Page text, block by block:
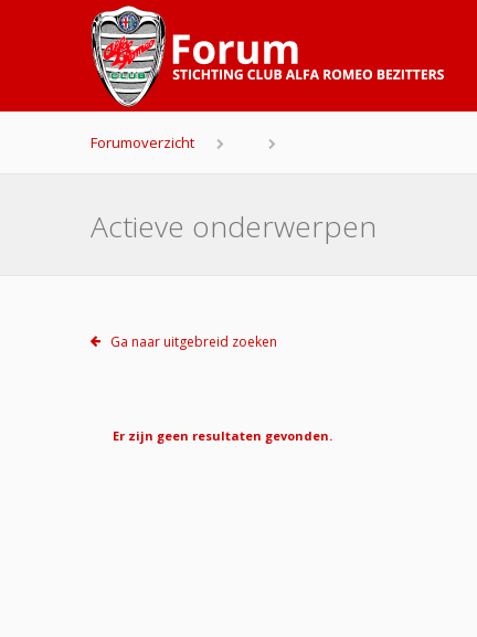
Forumoverzicht
Actieve onderwerpen
Ga naar uitgebreid zoeken
Er zijn geen resultaten gevonden.